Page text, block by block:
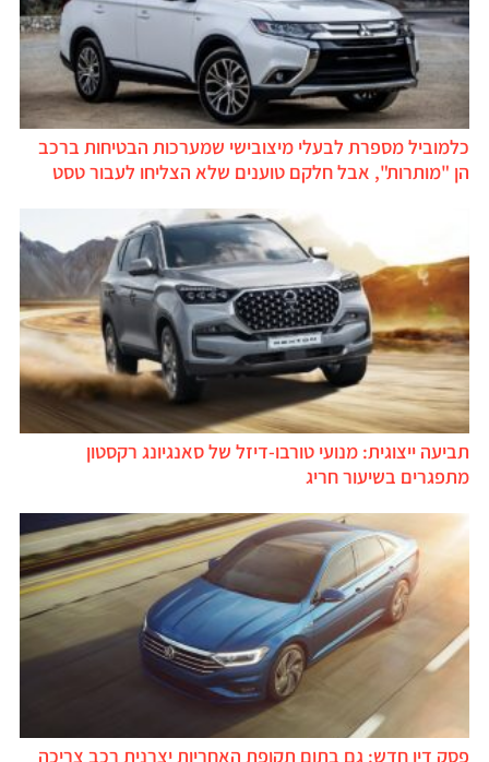
כלמוביל מספרת לבעלי מיצובישי שמערכות הבטיחות ברכב
הן "מותרות", אבל חלקם טוענים שלא הצליחו לעבור טסט
תביעה ייצוגית: מנועי טורבו-דיזל של סאנגיונג רקסטון
מתפגרים בשיעור חריג
פסק דין חדש: גם בתום תקופת האחריות יצרנית רכב צריכה